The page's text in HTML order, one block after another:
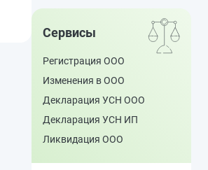
Сервисы
Регистрация ООО
Изменения в ООО
Декларация УСН ООО
Декларация УСН ИП
Ликвидация ООО